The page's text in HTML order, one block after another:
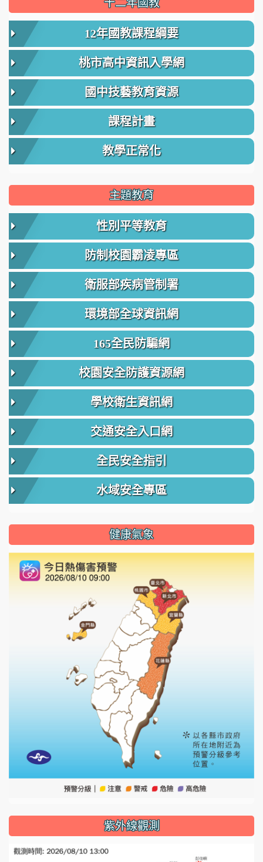
十二年國教
12年國教課程綱要
桃市高中資訊入學網
國中技藝教育資源
課程計畫
教學正常化
主題教育
性別平等教育
防制校園霸凌專區
衛服部疾病管制署
環境部全球資訊網
165全民防騙網
校園安全防護資源網
學校衛生資訊網
交通安全入口網
全民安全指引
水域安全專區
健康氣象
紫外線觀測